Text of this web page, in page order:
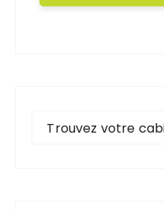
Trouvez votre